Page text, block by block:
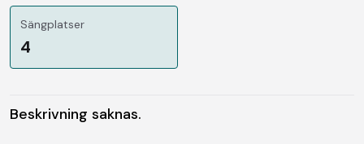
Sängplatser
4
Beskrivning saknas.